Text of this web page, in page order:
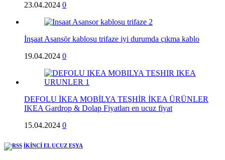
23.04.2024 0
İnşaat Asansör kablosu trifaze iyi durumda çıkma kablo
19.04.2024 0
DEFOLU İKEA MOBİLYA TEŞHİR İKEA ÜRÜNLER
IKEA Gardrop & Dolap Fiyatları en ucuz fiyat
15.04.2024 0
İKİNCİ EL UCUZ EŞYA